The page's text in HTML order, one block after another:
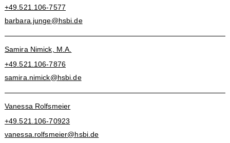
+49.521.106-7577
barbara.junge@hsbi.de
Samira Nimick, M.A.
+49.521.106-7876
samira.nimick@hsbi.de
Vanessa Rolfsmeier
+49.521.106-70923
vanessa.rolfsmeier@hsbi.de